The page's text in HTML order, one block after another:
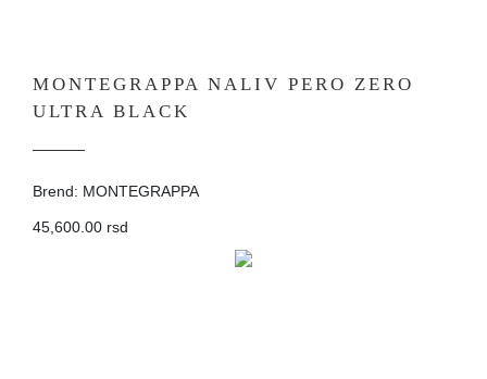
MONTEGRAPPA NALIV PERO ZERO
ULTRA BLACK
Brend: MONTEGRAPPA
45,600.00 rsd